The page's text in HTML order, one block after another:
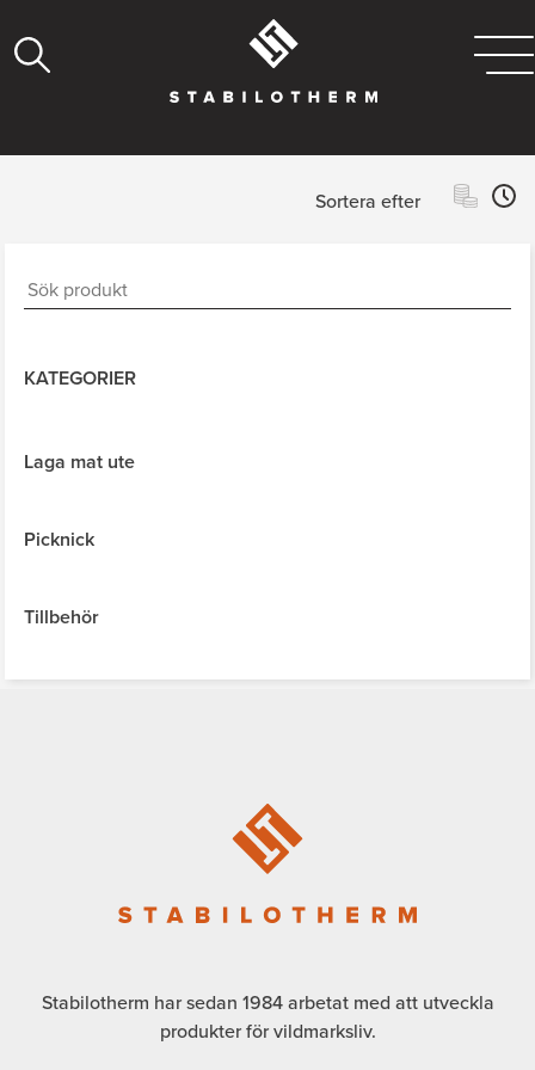
Sortera efter
KATEGORIER
Laga mat ute
Picknick
Tillbehör
Stabilotherm har sedan 1984 arbetat med att utveckla
produkter för vildmarksliv.